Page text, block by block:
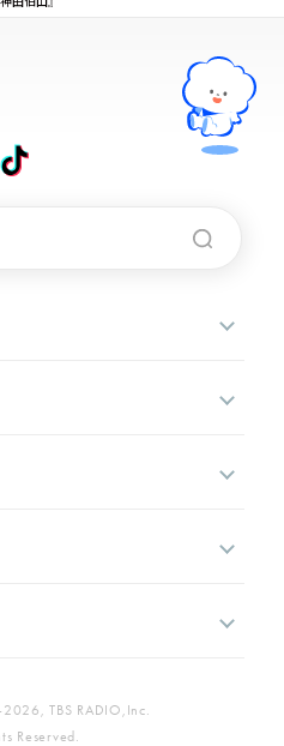
TBS RADIO,Inc.
Reserved.